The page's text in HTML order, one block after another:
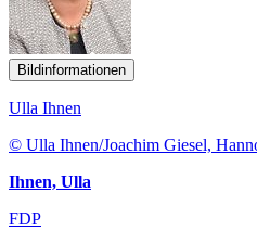
Bildinformationen
Ulla Ihnen
© Ulla Ihnen/Joachim Giesel,
Ihnen, Ulla
FDP